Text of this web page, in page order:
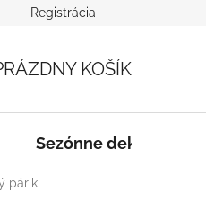
Registrácia
KOŠÍK
Sezónne dekorácie
párik